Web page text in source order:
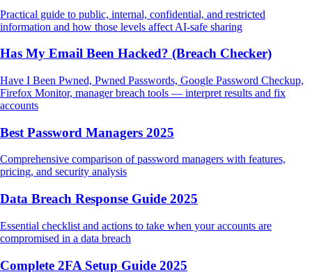
Practical guide to public, internal, confidential, and restricted
information and how those levels affect AI-safe sharing
Has My Email Been Hacked? (Breach Checker)
Have I Been Pwned, Pwned Passwords, Google Password Checkup,
Firefox Monitor, manager breach tools — interpret results and fix
accounts
Best Password Managers 2025
Comprehensive comparison of password managers with features,
pricing, and security analysis
Data Breach Response Guide 2025
Essential checklist and actions to take when your accounts are
compromised in a data breach
Complete 2FA Setup Guide 2025